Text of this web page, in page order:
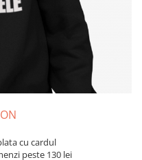
cu cardul
peste 130 lei